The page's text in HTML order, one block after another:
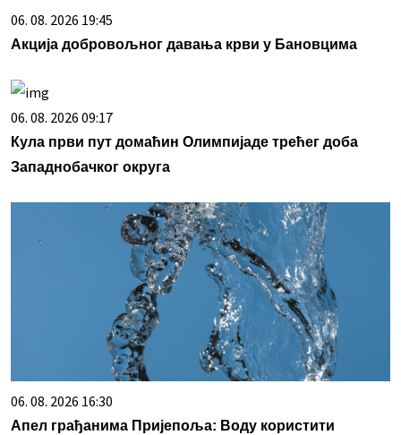
06. 08. 2026 19:45
Акција добровољног давања крви у Бановцима
06. 08. 2026 09:17
Кула први пут домаћин Олимпијаде трећег доба
Западнобачког округа
06. 08. 2026 16:30
Апел грађанима Пријепоља: Воду користити